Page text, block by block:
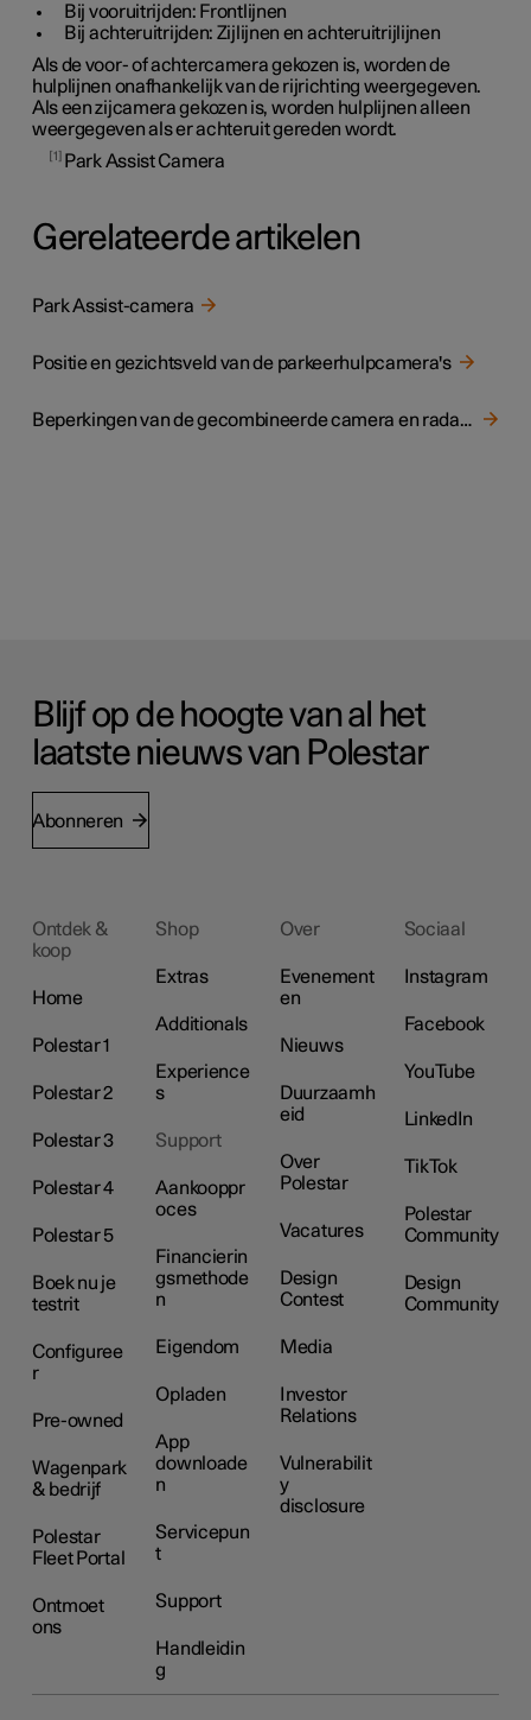
Bij vooruitrijden: Frontlijnen
Bij achteruitrijden: Zijlijnen en achteruitrijlijnen
Als de voor- of achtercamera gekozen is, worden de
hulplijnen onafhankelijk van de rijrichting weergegeven.
Als een zijcamera gekozen is, worden hulplijnen alleen
weergegeven als er achteruit gereden wordt.
1 Park Assist Camera
Gerelateerde artikelen
Park Assist-camera
Positie en gezichtsveld van de parkeerhulpcamera's
Beperkingen van de gecombineerde camera en radarsensor
Blijf op de hoogte van al het
laatste nieuws van Polestar
Abonneren
Ontdek &
koop
Home
Polestar 1
Polestar 2
Polestar 3
Polestar 4
Polestar 5
Boek nu je
testrit
Configuree
r
Pre-owned
Wagenpark
& bedrijf
Polestar
Fleet Portal
Ontmoet
ons
Shop
Extras
Additionals
Experience
s
Support
Aankooppr
oces
Financierin
gsmethode
n
Eigendom
Opladen
App
downloade
n
Servicepun
t
Support
Handleidin
g
Over
Evenement
en
Nieuws
Duurzaamh
eid
Over
Polestar
Vacatures
Design
Contest
Media
Investor
Relations
Vulnerabilit
y
disclosure
Sociaal
Instagram
Facebook
YouTube
LinkedIn
TikTok
Polestar
Community
Design
Community